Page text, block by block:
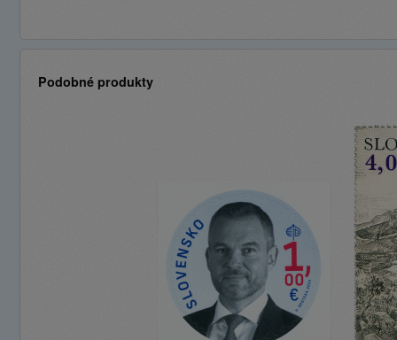
Podobné produkty